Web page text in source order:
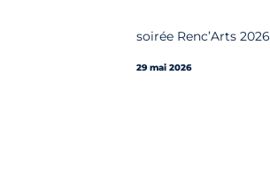
soirée Renc’Arts 2026
29 mai 2026